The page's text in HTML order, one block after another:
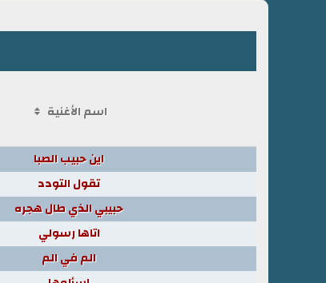
اسم الأغنية
اين حبيب الصبا
تقول التودد
حبيبي الذي طال هجره
اتاها رسولي
الم في الم